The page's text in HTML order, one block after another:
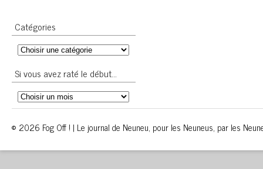
Catégories
Si vous avez raté le début…
© 2026 Fog Off ! | Le journal de Neuneu, pour les Neuneus, par les